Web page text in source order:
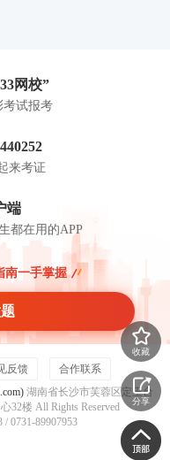
网校”
考试报考
来考证
端
都在用的APP
南一手掌握
反馈
合作联系
湖南省长沙市芙蓉区定王台
32楼 All Rights Reserved
0731-89907953
收藏
分享